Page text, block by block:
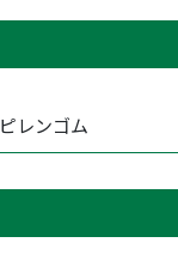
レンゴム